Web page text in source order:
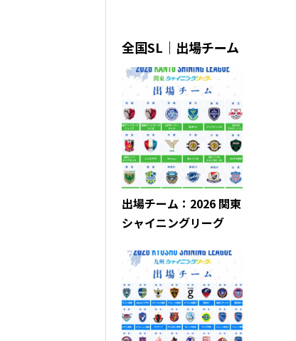
全国SL｜出場チーム
出場チーム：2026 関東
シャイニングリーグ